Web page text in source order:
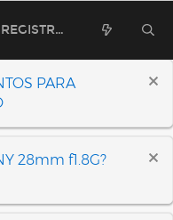
REGISTRARSE
PARA
28mm f1.8G?